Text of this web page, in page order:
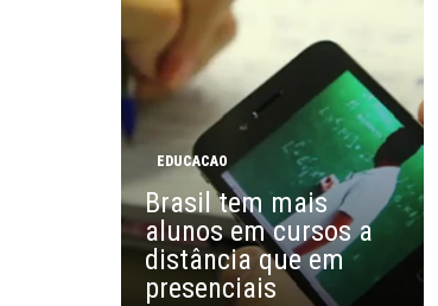
EDUCACAO
Brasil tem mais
alunos em cursos a
distância que em
presenciais
Agosto Lilás: todos e todas no
combate à...
EDUARDO ANNUNCIATO CHICÃO
Sem salário digno e proteção
social, não existe...
EUSÉBIO PINTO NETO
A fortaleza do sindicato
precisa
MIGUEL
A luta
o...
CARLOS
O resgate
Nacional;